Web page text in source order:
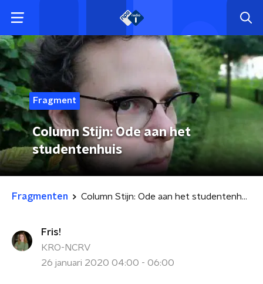
Fragment
Column Stijn: Ode aan het
studentenhuis
Fragmenten Column Stijn: Ode aan het studentenhuis
Fris!
KRO-NCRV
26 januari 2020 04:00 - 06:00